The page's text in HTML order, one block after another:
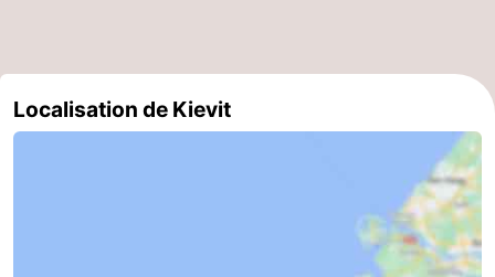
Vlissingen
-
Localisation de Kievit